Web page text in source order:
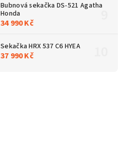
Bubnová sekačka DS-521 Agatha
Honda
34 990 Kč
Sekačka HRX 537 C6 HYEA
37 990 Kč